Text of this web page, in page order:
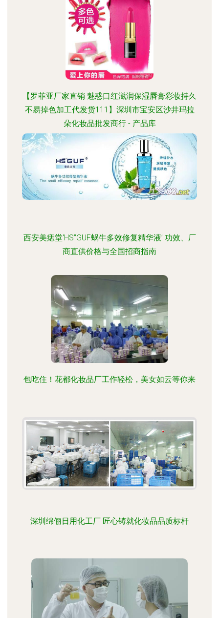
【罗菲亚厂家直销 魅惑口红滋润保湿唇膏彩妆持久
不易掉色加工代发货111】深圳市宝安区沙井玛拉
朵化妆品批发商行 - 产品库
西安美痣堂‘HS”GUF蜗牛多效修复精华液’ 功效、厂
商直供价格与全国招商指南
包吃住！花都化妆品厂工作轻松，美女如云等你来
深圳绵俪日用化工厂 匠心铸就化妆品品质标杆